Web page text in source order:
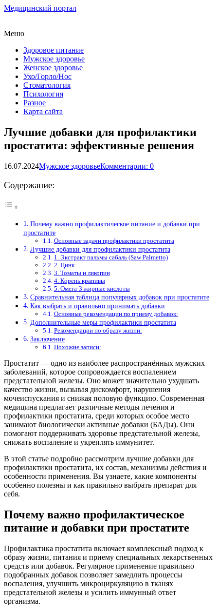
Медицинский портал
Меню
Здоровое питание
Мужское здоровье
Женское здоровье
Ухо/Горло/Нос
Стоматология
Психология
Разное
Карта сайта
Лучшие добавки для профилактики
простатита: эффективные решения
16.07.2024Мужское здоровьеКомментарии: 0
Содержание:
Почему важно профилактическое питание и добавки при
простатите
Основные задачи профилактики простатита
Лучшие добавки для профилактики простатита
1. Экстракт пальмы сабаль (Saw Palmetto)
2. Цинк
3. Томаты и ликопин
4. Корень крапивы
5. Омега-3 жирные кислоты
Сравнительная таблица популярных добавок при простатите
Как выбрать и правильно принимать добавки
Основные рекомендации по приему добавок:
Дополнительные меры профилактики простатита
Рекомендации по образу жизни:
Заключение
Похожие записи:
Простатит — одно из наиболее распространённых мужских
заболеваний, которое сопровождается воспалением
предстательной железы. Оно может значительно ухудшать
качество жизни, вызывая дискомфорт, нарушения
мочеиспускания и снижая половую функцию. Современная
медицина предлагает различные методы лечения и
профилактики простатита, среди которых особое место
занимают биологически активные добавки (БАДы). Они
помогают поддерживать здоровье предстательной железы,
снижать воспаление и укреплять иммунитет.
В этой статье подробно рассмотрим лучшие добавки для
профилактики простатита, их состав, механизмы действия и
особенности применения. Вы узнаете, какие компоненты
особенно полезны и как правильно выбрать препарат для
себя.
Почему важно профилактическое
питание и добавки при простатите
Профилактика простатита включает комплексный подход к
образу жизни, питания и приему специальных лекарственных
средств или добавок. Регулярное применение правильно
подобранных добавок позволяет замедлить процессы
воспаления, улучшить микроциркуляцию в тканях
предстательной железы и усилить иммунный ответ
организма.